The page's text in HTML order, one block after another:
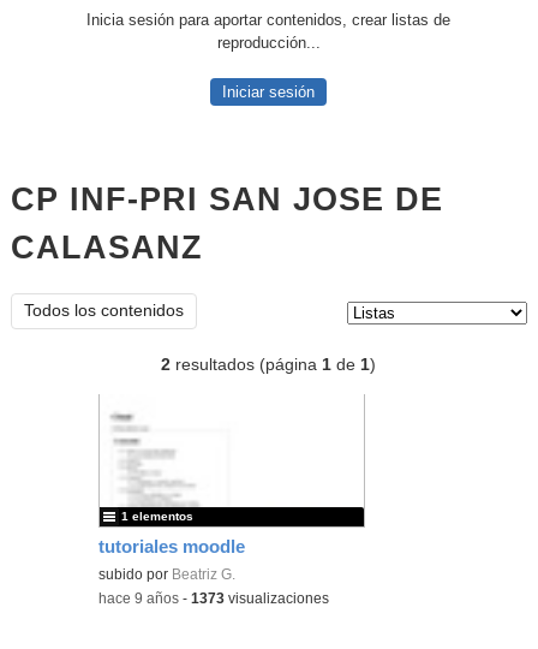
Inicia sesión para aportar contenidos, crear listas de
reproducción...
Iniciar sesión
CP INF-PRI SAN JOSE DE
CALASANZ
Todos los contenidos
2 resultados (página1 de1)
tutoriales moodle
subido por Beatriz G.
1 elementos
-hace 9 años -1373 visualizaciones